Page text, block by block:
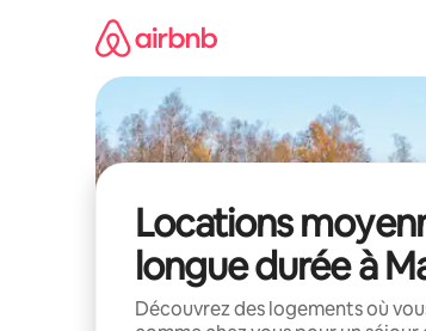
Locations
longue durée à
Découvrez des logements où